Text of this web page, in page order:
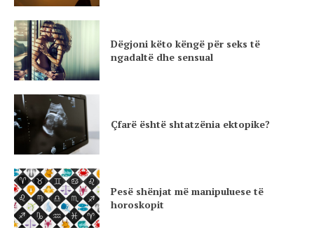
Dëgjoni këto këngë për seks të
ngadaltë dhe sensual
Çfarë është shtatzënia ektopike?
Pesë shënjat më manipuluese të
horoskopit